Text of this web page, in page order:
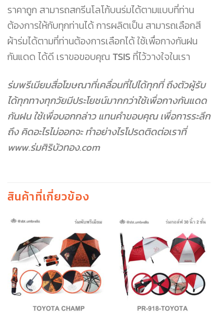
ราคาถูก สามารถสกรีนโลโก้บนร่มได้ตามแบบที่ท่าน
ต้องการให้กับทุกท่านได้ การผลิตเป็น สามารถเลือกสี
ผ้าร่มได้ตามที่ท่านต้องการเลือกได้ ใช้เพื่อกางกันฝน
กันแดด ได้ดี เราขอขอบคุณ TSIS ที่ไว้วางใจในเรา
ร่มพรีเมียมสื่อโฆษณาที่เคลื่อนที่ไปได้ทุกที่ ถึงตัวผู้รับ
ได้ทุกทางทุกวัยมีประโยชน์มากกว่าใช้เพื่อกางกันแดด
กันฝน ใช้เพื่อบอกกล่าว แทนคำขอบคุณ เพื่อการระลึก
ถึง คิดอะไรไม่ออกจะ ทำอย่างไรโปรดติดต่อเราที่
www.ร่มศิริบัวทอง.com
สินค้าที่เกี่ยวข้อง